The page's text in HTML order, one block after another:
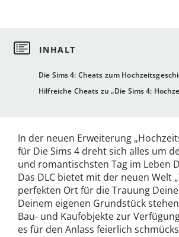
Die Sims 4: Cheats zum
Hilfreiche Cheats zu „Die Sims 4:
In der neuen Erweiterung
für Die Sims 4 dreht sich alles um
und romantischsten Tag im Leben
Das DLC bietet mit der neuen Welt
perfekten Ort für die Trauung
Deinem eigenen Grundstück
Bau- und Kaufobjekte zur
es für den Anlass feierlich